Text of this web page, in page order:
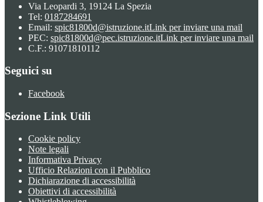
Via Leopardi 3, 19124 La Spezia
Tel: 0187284691
Email: spic81800d@istruzione.itLink per inviare una mail
PEC: spic81800d@pec.istruzione.itLink per inviare una mail
C.F.: 91071810112
Seguici su
Facebook
Sezione Link Utili
Cookie policy
Note legali
Informativa Privacy
Ufficio Relazioni con il Pubblico
Dichiarazione di accessibilità
Obiettivi di accessibilità